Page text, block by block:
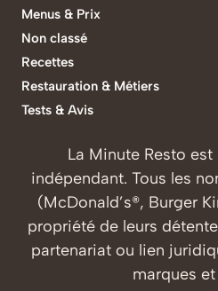
Menus & Prix
Non classé
Recettes
Restauration & Métiers
Tests & Avis
La Minute Resto
indépendant. Tous les
(McDonald’s®, Burger
propriété de leurs
partenariat ou lien
marques